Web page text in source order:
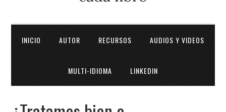
INICIO AUTOR RECURSOS AUDIOS Y VIDEOS
MULTI-IDIOMA LINKEDIN